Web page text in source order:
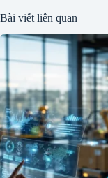
Bài viết liên quan